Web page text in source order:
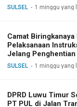
SULSEL 1 minggu yang
Camat
Pelaksanaan
Jelang
SULSEL 1 minggu yang
DPRD Luwu Timur
PT PUL di Jalan